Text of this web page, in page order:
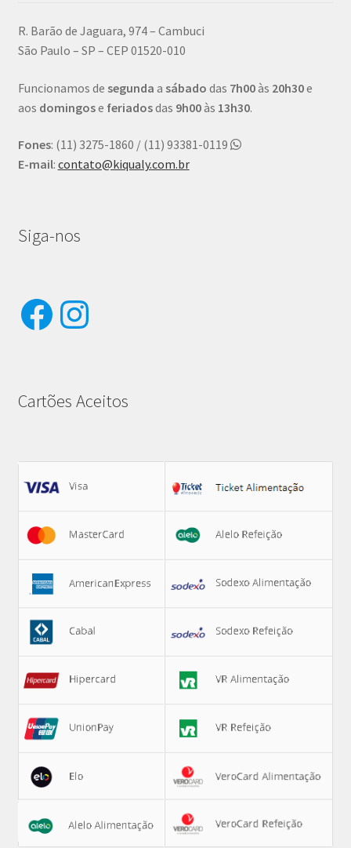
R. Barão de Jaguara, 974 – Cambuci
São Paulo – SP – CEP 01520-010
Funcionamos de segunda a sábado das 7h00às 20h30e
aos domingose feriadosdas 9h00às 13h30.
Fones: (11) 3275-1860 / (11) 93381-0119
E-mail: contato@kiqualy.com.br
Siga-nos
Facebook
Instagram
Cartões Aceitos